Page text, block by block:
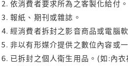
依消費者要求所為之客製化給付
報紙、期刊或雜誌。
經消費者拆封之影音商品或電腦軟
非以有形媒介提供之數位內容或
已拆封之個人衛生用品。(如:內